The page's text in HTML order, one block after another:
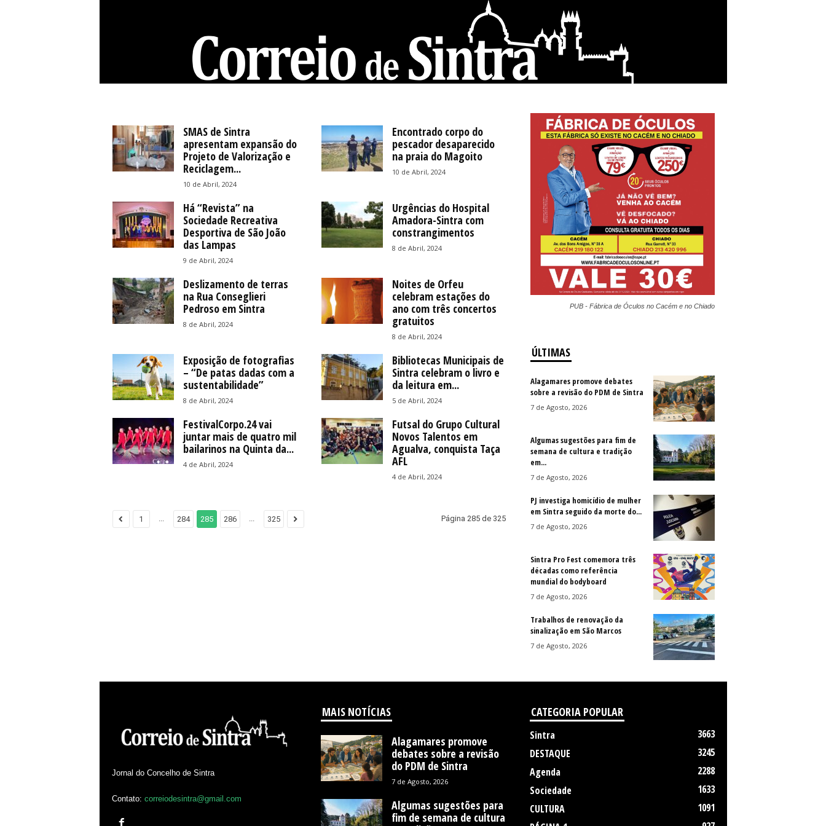
SMAS de Sintra
apresentam expansão do
Projeto de Valorização e
Reciclagem...
10 de Abril, 2024
Encontrado corpo do
pescador desaparecido
na praia do Magoito
10 de Abril, 2024
Há “Revista” na
Sociedade Recreativa
Desportiva de São João
das Lampas
9 de Abril, 2024
Urgências do Hospital
Amadora-Sintra com
constrangimentos
8 de Abril, 2024
Deslizamento de terras
na Rua Conseglieri
Pedroso em Sintra
8 de Abril, 2024
Noites de Orfeu
celebram estações do
ano com três concertos
gratuitos
8 de Abril, 2024
Exposição de fotografias
– “De patas dadas com a
sustentabilidade”
8 de Abril, 2024
Bibliotecas Municipais de
Sintra celebram o livro e
da leitura em...
5 de Abril, 2024
FestivalCorpo.24 vai
juntar mais de quatro mil
bailarinos na Quinta da...
4 de Abril, 2024
Futsal do Grupo Cultural
Novos Talentos em
Agualva, conquista Taça
AFL
4 de Abril, 2024
1 ... 284 285 286 ... 325 Página 285 de 325
PUB - Fábrica de Óculos no Cacém e no Chiado
ÚLTIMAS
Alagamares promove debates
sobre a revisão do PDM de Sintra
7 de Agosto, 2026
Algumas sugestões para fim de
semana de cultura e tradição
em...
7 de Agosto, 2026
PJ investiga homicídio de mulher
em Sintra seguido da morte do...
7 de Agosto, 2026
Sintra Pro Fest comemora três
décadas como referência
mundial do bodyboard
7 de Agosto, 2026
Trabalhos de renovação da
sinalização em São Marcos
7 de Agosto, 2026
Jornal do Concelho de Sintra
Contato: correiodesintra@gmail.com
MAIS NOTÍCIAS
Alagamares promove
debates sobre a revisão
do PDM de Sintra
7 de Agosto, 2026
Algumas sugestões para
fim de semana de cultura
CATEGORIA POPULAR
Sintra
3663
DESTAQUE
3245
Agenda
2288
Sociedade
1633
CULTURA
1091